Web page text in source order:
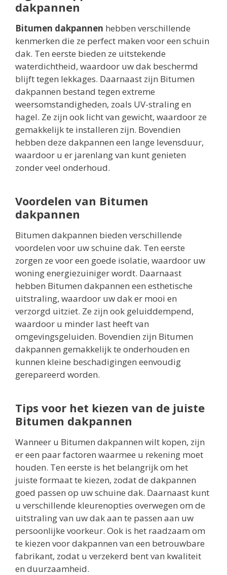
dakpannen
Bitumen dakpannen hebben verschillende
kenmerken die ze perfect maken voor een schuin
dak. Ten eerste bieden ze uitstekende
waterdichtheid, waardoor uw dak beschermd
blijft tegen lekkages. Daarnaast zijn Bitumen
dakpannen bestand tegen extreme
weersomstandigheden, zoals UV-straling en
hagel. Ze zijn ook licht van gewicht, waardoor ze
gemakkelijk te installeren zijn. Bovendien
hebben deze dakpannen een lange levensduur,
waardoor u er jarenlang van kunt genieten
zonder veel onderhoud.
Voordelen van Bitumen
dakpannen
Bitumen dakpannen bieden verschillende
voordelen voor uw schuine dak. Ten eerste
zorgen ze voor een goede isolatie, waardoor uw
woning energiezuiniger wordt. Daarnaast
hebben Bitumen dakpannen een esthetische
uitstraling, waardoor uw dak er mooi en
verzorgd uitziet. Ze zijn ook geluiddempend,
waardoor u minder last heeft van
omgevingsgeluiden. Bovendien zijn Bitumen
dakpannen gemakkelijk te onderhouden en
kunnen kleine beschadigingen eenvoudig
gerepareerd worden.
Tips voor het kiezen van de juiste
Bitumen dakpannen
Wanneer u Bitumen dakpannen wilt kopen, zijn
er een paar factoren waarmee u rekening moet
houden. Ten eerste is het belangrijk om het
juiste formaat te kiezen, zodat de dakpannen
goed passen op uw schuine dak. Daarnaast kunt
u verschillende kleurenopties overwegen om de
uitstraling van uw dak aan te passen aan uw
persoonlijke voorkeur. Ook is het raadzaam om
te kiezen voor dakpannen van een betrouwbare
fabrikant, zodat u verzekerd bent van kwaliteit
en duurzaamheid.